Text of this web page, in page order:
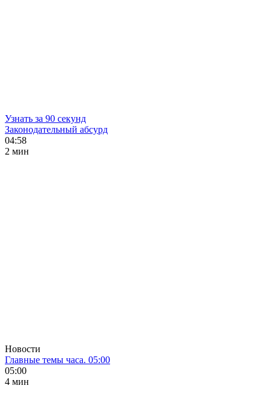
Узнать за 90 секунд
Законодательный абсурд
04:58
2 мин
Новости
Главные темы часа. 05:00
05:00
4 мин